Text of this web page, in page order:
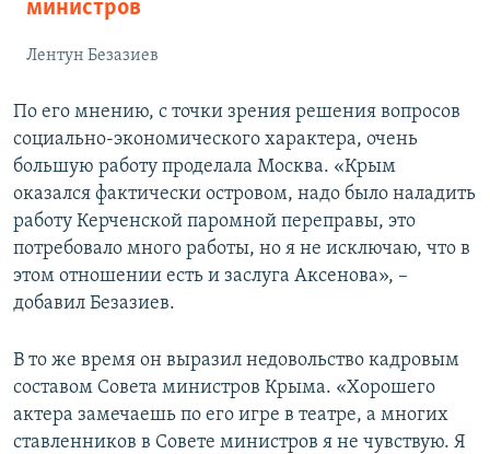
министров
Лентун Безазиев
По его мнению, с точки зрения решения вопросов
социально-экономического характера, очень
большую работу проделала Москва. «Крым
оказался фактически островом, надо было наладить
работу Керченской паромной переправы, это
потребовало много работы, но я не исключаю, что в
этом отношении есть и заслуга Аксенова», –
добавил Безазиев.
В то же время он выразил недовольство кадровым
составом Совета министров Крыма. «Хорошего
актера замечаешь по его игре в театре, а многих
ставленников в Совете министров я не чувствую. Я